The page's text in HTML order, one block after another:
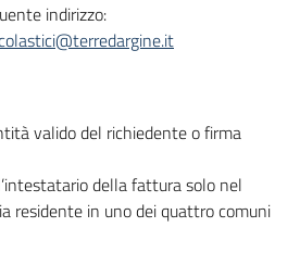
indirizzo:
valido del richiedente o firma
della fattura solo nel
residente in uno dei quattro comuni